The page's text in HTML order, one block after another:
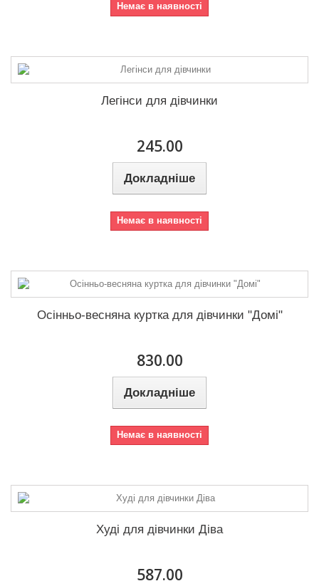
Немає в наявності
Легінси для дівчинки
245.00
Докладніше
Немає в наявності
Осінньо-весняна куртка для дівчинки "Домі"
830.00
Докладніше
Немає в наявності
Худі для дівчинки Діва
587.00